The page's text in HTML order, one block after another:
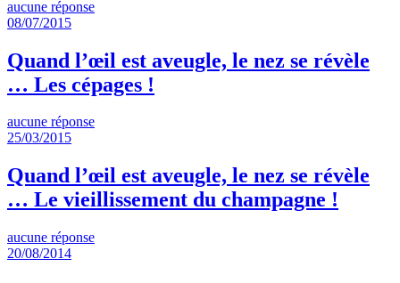
aucune réponse
08/07/2015
Quand l’œil est aveugle, le nez se révèle
… Les cépages !
aucune réponse
25/03/2015
Quand l’œil est aveugle, le nez se révèle
… Le vieillissement du champagne !
aucune réponse
20/08/2014